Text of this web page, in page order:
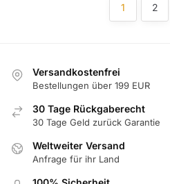
1 2
Versandkostenfrei
Bestellungen über 199 EUR
30 Tage Rückgaberecht
30 Tage Geld zurück Garantie
Weltweiter Versand
Anfrage für ihr Land